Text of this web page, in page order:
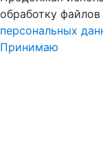
обработку
персональных
Принимаю